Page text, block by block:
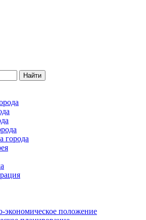
Найти
города
экономическое положение